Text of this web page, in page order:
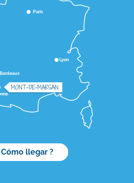
Lyon
Bordeaux
Paris
MONT-DE-MARSAN
Cómo llegar ?